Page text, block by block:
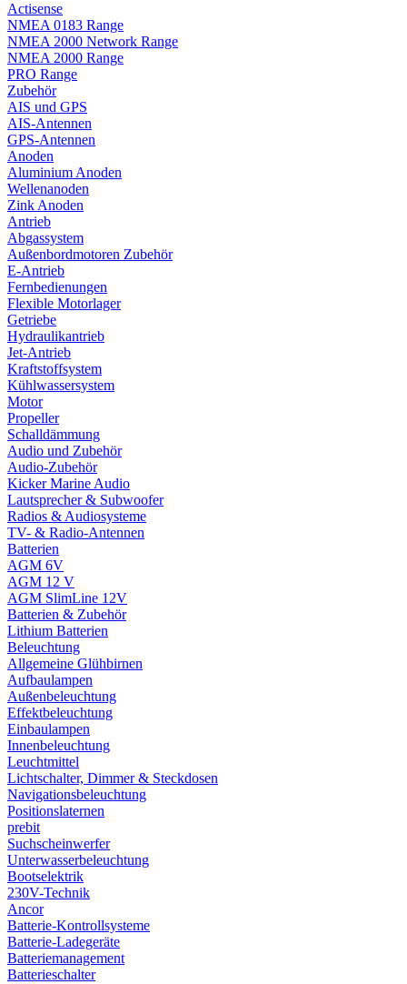
Actisense
NMEA 0183 Range
NMEA 2000 Network Range
NMEA 2000 Range
PRO Range
Zubehör
AIS und GPS
AIS-Antennen
GPS-Antennen
Anoden
Aluminium Anoden
Wellenanoden
Zink Anoden
Antrieb
Abgassystem
Außenbordmotoren Zubehör
E-Antrieb
Fernbedienungen
Flexible Motorlager
Getriebe
Hydraulikantrieb
Jet-Antrieb
Kraftstoffsystem
Kühlwassersystem
Motor
Propeller
Schalldämmung
Audio und Zubehör
Audio-Zubehör
Kicker Marine Audio
Lautsprecher & Subwoofer
Radios & Audiosysteme
TV- & Radio-Antennen
Batterien
AGM 6V
AGM 12 V
AGM SlimLine 12V
Batterien & Zubehör
Lithium Batterien
Beleuchtung
Allgemeine Glühbirnen
Aufbaulampen
Außenbeleuchtung
Effektbeleuchtung
Einbaulampen
Innenbeleuchtung
Leuchtmittel
Lichtschalter, Dimmer & Steckdosen
Navigationsbeleuchtung
Positionslaternen
prebit
Suchscheinwerfer
Unterwasserbeleuchtung
Bootselektrik
230V-Technik
Ancor
Batterie-Kontrollsysteme
Batterie-Ladegeräte
Batteriemanagement
Batterieschalter